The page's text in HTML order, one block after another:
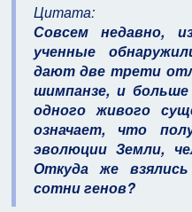
Цитата:
Совсем недавно,
ученные
дают две трети
шимпанзе, и
одного живого
означает, что
эволюции Земли,
Откуда же
сотни генов?